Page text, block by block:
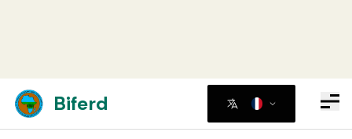
Retour Partager